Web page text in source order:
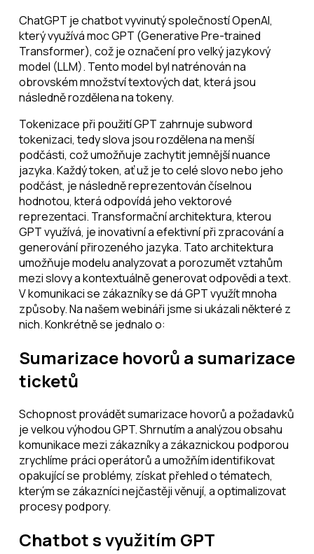
ChatGPT je chatbot vyvinutý společností OpenAI,
který využívá moc GPT (Generative Pre-trained
Transformer), což je označení pro velký jazykový
model (LLM). Tento model byl natrénován na
obrovském množství textových dat, která jsou
následně rozdělena na tokeny.
Tokenizace při použití GPT zahrnuje subword
tokenizaci, tedy slova jsou rozdělena na menší
podčásti, což umožňuje zachytit jemnější nuance
jazyka. Každý token, ať už je to celé slovo nebo jeho
podčást, je následně reprezentován číselnou
hodnotou, která odpovídá jeho vektorové
reprezentaci. Transformační architektura, kterou
GPT využívá, je inovativní a efektivní při zpracování a
generování přirozeného jazyka. Tato architektura
umožňuje modelu analyzovat a porozumět vztahům
mezi slovy a kontextuálně generovat odpovědi a text.
V komunikaci se zákazníky se dá GPT využít mnoha
způsoby. Na našem webináři jsme si ukázali některé z
nich. Konkrétně se jednalo o:
Sumarizace hovorů a sumarizace
ticketů
Schopnost provádět sumarizace hovorů a požadavků
je velkou výhodou GPT. Shrnutím a analýzou obsahu
komunikace mezi zákazníky a zákaznickou podporou
zrychlíme práci operátorů a umožňím identifikovat
opakující se problémy, získat přehled o tématech,
kterým se zákazníci nejčastěji věnují, a optimalizovat
procesy podpory.
Chatbot s využitím GPT